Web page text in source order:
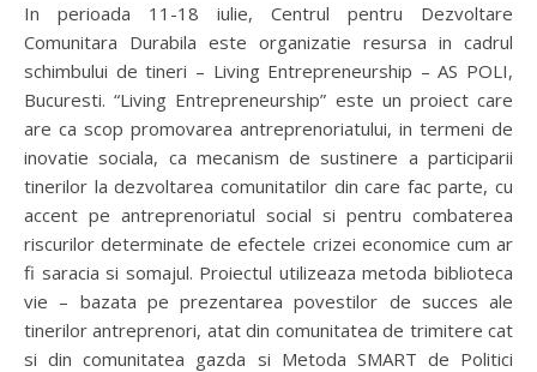
In perioada 11-18 iulie, Centrul pentru Dezvoltare
Comunitara Durabila este organizatie resursa in cadrul
schimbului de tineri – Living Entrepreneurship – AS POLI,
Bucuresti. “Living Entrepreneurship” este un proiect care
are ca scop promovarea antreprenoriatului, in termeni de
inovatie sociala, ca mecanism de sustinere a participarii
tinerilor la dezvoltarea comunitatilor din care fac parte, cu
accent pe antreprenoriatul social si pentru combaterea
riscurilor determinate de efectele crizei economice cum ar
fi saracia si somajul. Proiectul utilizeaza metoda biblioteca
vie – bazata pe prezentarea povestilor de succes ale
tinerilor antreprenori, atat din comunitatea de trimitere cat
si din comunitatea gazda si Metoda SMART de Politici